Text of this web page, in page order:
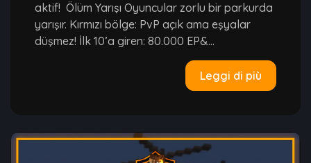
aktif! Ölüm Yarışı Oyuncular zorlu bir parkurda
yarışır. Kırmızı bölge: PvP açık ama eşyalar
düşmez! İlk 10’a giren: 80.000 EP&...
Leggi di più